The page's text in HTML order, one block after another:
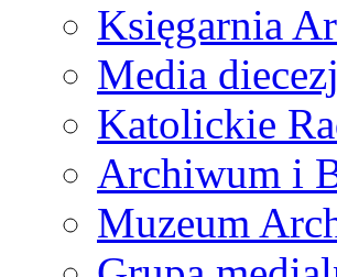
Księgarnia
Media
Katolickie
Archiwum i
Muzeum